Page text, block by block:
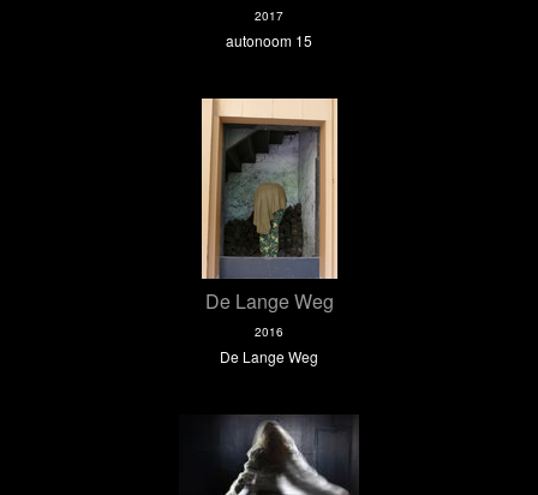
2017
autonoom 15
De Lange Weg
2016
De Lange Weg